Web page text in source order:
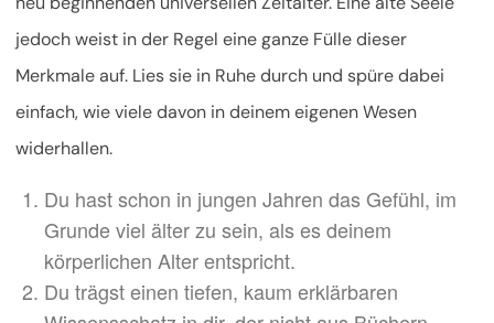
jedoch weist in der Regel eine ganze Fülle dieser
Merkmale auf. Lies sie in Ruhe durch und spüre dabei
einfach, wie viele davon in deinem eigenen Wesen
widerhallen.
Du hast schon in jungen Jahren das Gefühl, im
Grunde viel älter zu sein, als es deinem
körperlichen Alter entspricht.
Du trägst einen tiefen, kaum erklärbaren